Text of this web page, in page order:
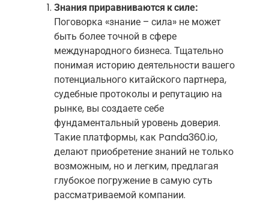
Знания приравниваются к силе:
Поговорка «знание – сила» не может
быть более точной в сфере
международного бизнеса. Тщательно
понимая историю деятельности вашего
потенциального китайского партнера,
судебные протоколы и репутацию на
рынке, вы создаете себе
фундаментальный уровень доверия.
Такие платформы, как Panda360.io,
делают приобретение знаний не только
возможным, но и легким, предлагая
глубокое погружение в самую суть
рассматриваемой компании.